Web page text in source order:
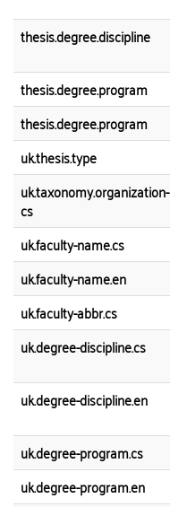
thesis.degree.discipline
thesis.degree.program
thesis.degree.program
uk.thesis.type
uk.taxonomy.organization-
cs
uk.faculty-name.cs
uk.faculty-name.en
uk.faculty-abbr.cs
uk.degree-discipline.cs
uk.degree-discipline.en
uk.degree-program.cs
uk.degree-program.en